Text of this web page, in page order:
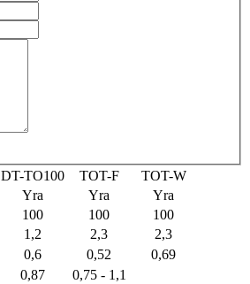
DT-TO100 TOT-F
TOT-W
Yra Yra
Yra
100 100
100
1,2 2,3
2,3
0,6 0,52
0,69
0,87
0,75 - 1,1